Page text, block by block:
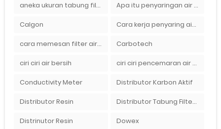
aneka ukuran tabung filter air Apa itu penyaringan air secara umum
Calgon Cara kerja penyaring air Ady Water dengan tabung FRP berisikan lapisan media filter air
cara memesan filter air Ady Wate Carbotech
ciri ciri air bersih ciri ciri pencemaran air sumur bor di rumah
Conductivity Meter Distributor Karbon Aktif
Distributor Resin Distributor Tabung Filter Air FRP1054 di Bandung
Distrinutor Resin Dowex